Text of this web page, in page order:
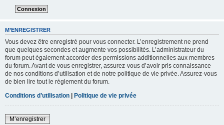
M’ENREGISTRER
Vous devez être enregistré pour vous connecter. L’enregistrement ne prend
que quelques secondes et augmente vos possibilités. L’administrateur du
forum peut également accorder des permissions additionnelles aux membres
du forum. Avant de vous enregistrer, assurez-vous d’avoir pris connaissance
de nos conditions d’utilisation et de notre politique de vie privée. Assurez-vous
de bien lire tout le règlement du forum.
Conditions d’utilisation | Politique de vie privée
M’enregistrer